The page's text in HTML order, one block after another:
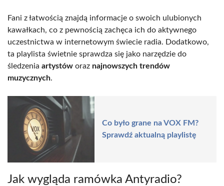
Fani z łatwością znajdą informacje o swoich ulubionych
kawałkach, co z pewnością zachęca ich do aktywnego
uczestnictwa w internetowym świecie radia. Dodatkowo,
ta playlista świetnie sprawdza się jako narzędzie do
śledzenia artystów oraz najnowszych trendów
muzycznych.
Co było grane na VOX FM?
Sprawdź aktualną playlistę
Jak wygląda ramówka Antyradio?